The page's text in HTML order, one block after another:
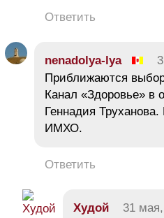
Ответить
nenadolya-lya
Приближаются
Канал «Здоровье» в
Геннадия
ИМХО.
Ответить
Худой 31